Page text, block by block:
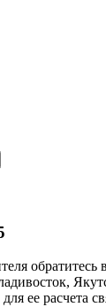
для ее